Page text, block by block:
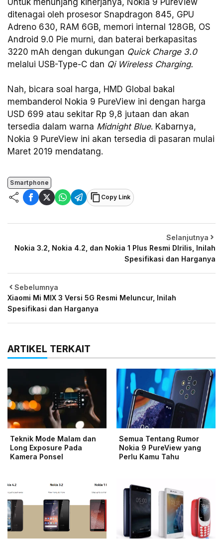
ditenagai oleh prosesor Snapdragon 845, GPU
Adreno 630, RAM 6GB, memori internal 128GB, OS
Android 9.0 Pie murni, dan baterai berkapasitas
3220 mAh dengan dukungan Quick Charge 3.0
melalui USB-Type-C dan Qi Wireless Charging.
Nah, bicara soal harga, HMD Global bakal
membanderol Nokia 9 PureView ini dengan harga
USD 699 atau sekitar Rp 9,8 jutaan dan akan
tersedia dalam warna Midnight Blue. Kabarnya,
Nokia 9 PureView ini akan tersedia di pasaran mulai
Maret 2019 mendatang.
Smartphone
Copy Link
Sebelumnya
Xiaomi Mi MIX 3 Versi 5G Resmi Meluncur, Inilah
Spesifikasi dan Harganya
Selanjutnya
Nokia 3.2, Nokia 4.2, dan Nokia 1 Plus Resmi DIrilis, Inilah
Spesifikasi dan Harganya
ARTIKEL TERKAIT
Teknik Mode Malam dan
Long Exposure Pada
Kamera Ponsel
Semua Tentang Rumor
Nokia 9 PureView yang
Perlu Kamu Tahu